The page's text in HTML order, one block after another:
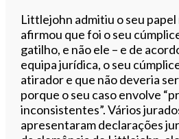
Littlejohn admitiu o seu papel
afirmou que foi o seu
gatilho, e não ele – e de
equipa jurídica, o seu
atirador e que não deveria
porque o seu caso envolve
inconsistentes”. Vários
apresentaram declarações